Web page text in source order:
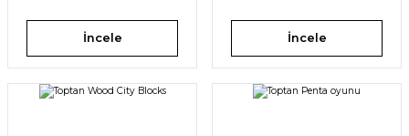
İncele İncele